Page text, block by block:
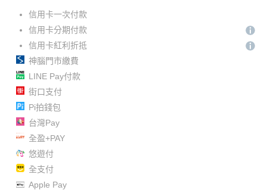
信用卡一次付款
信用卡分期付款
信用卡紅利折抵
神腦門市繳費
LINE Pay付款
街口支付
Pi拍錢包
台灣Pay
全盈+PAY
悠遊付
全支付
Apple Pay